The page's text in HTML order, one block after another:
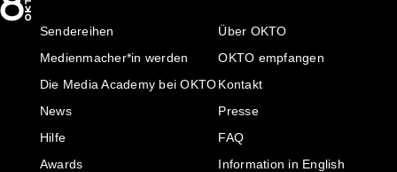
Sendereihen
Medienmacher*in werden
Die Media Academy bei OKTO
News
Hilfe
Awards
Über OKTO
OKTO empfangen
Kontakt
Presse
FAQ
Information in English